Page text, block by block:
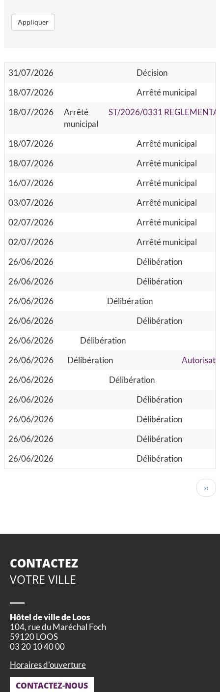
POLICE MUNICIPALE
Appliquer
31/07/2026
Décision
18/07/2026
Arrêté municipal
18/07/2026
Arrêté
municipal
ST/2026/0331
18/07/2026
Arrêté municipal
18/07/2026
Arrêté municipal
16/07/2026
Arrêté municipal
03/07/2026
Arrêté municipal
02/07/2026
Arrêté municipal
02/07/2026
Arrêté municipal
26/06/2026
Délibération
26/06/2026
Délibération
26/06/2026
Délibération
26/06/2026
Délibération
26/06/2026
Délibération
26/06/2026
Délibération
26/06/2026
Délibération
26/06/2026
Délibération
26/06/2026
Délibération
26/06/2026
Délibération
26/06/2026
Délibération
››
CONTACTEZ
VOTRE VILLE
Hôtel de ville de Loos
104, rue du Maréchal Foch
59120 LOOS
03 20 10 40 00
Horaires d'ouverture
CONTACTEZ-NOUS